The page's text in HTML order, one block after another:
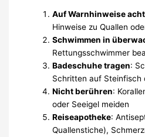
Auf Warnhinweise
Hinweise zu Quallen
Schwimmen in
Rettungsschwimmer
Badeschuhe tragen:
Schritten auf Steinfisch
Nicht berühren:
oder Seeigel meiden
Reiseapotheke:
Quallenstiche),